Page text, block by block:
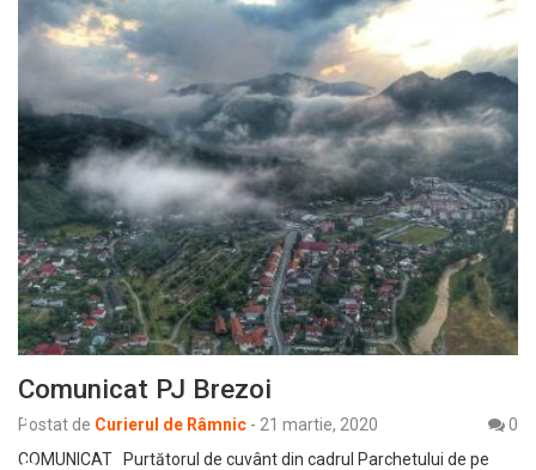
Comunicat PJ Brezoi
Postat de Curierul de Râmnic - 21 martie, 2020
0
COMUNICAT Purtătorul de cuvânt din cadrul Parchetului de pe